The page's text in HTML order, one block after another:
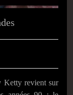
Kettyrevient sur